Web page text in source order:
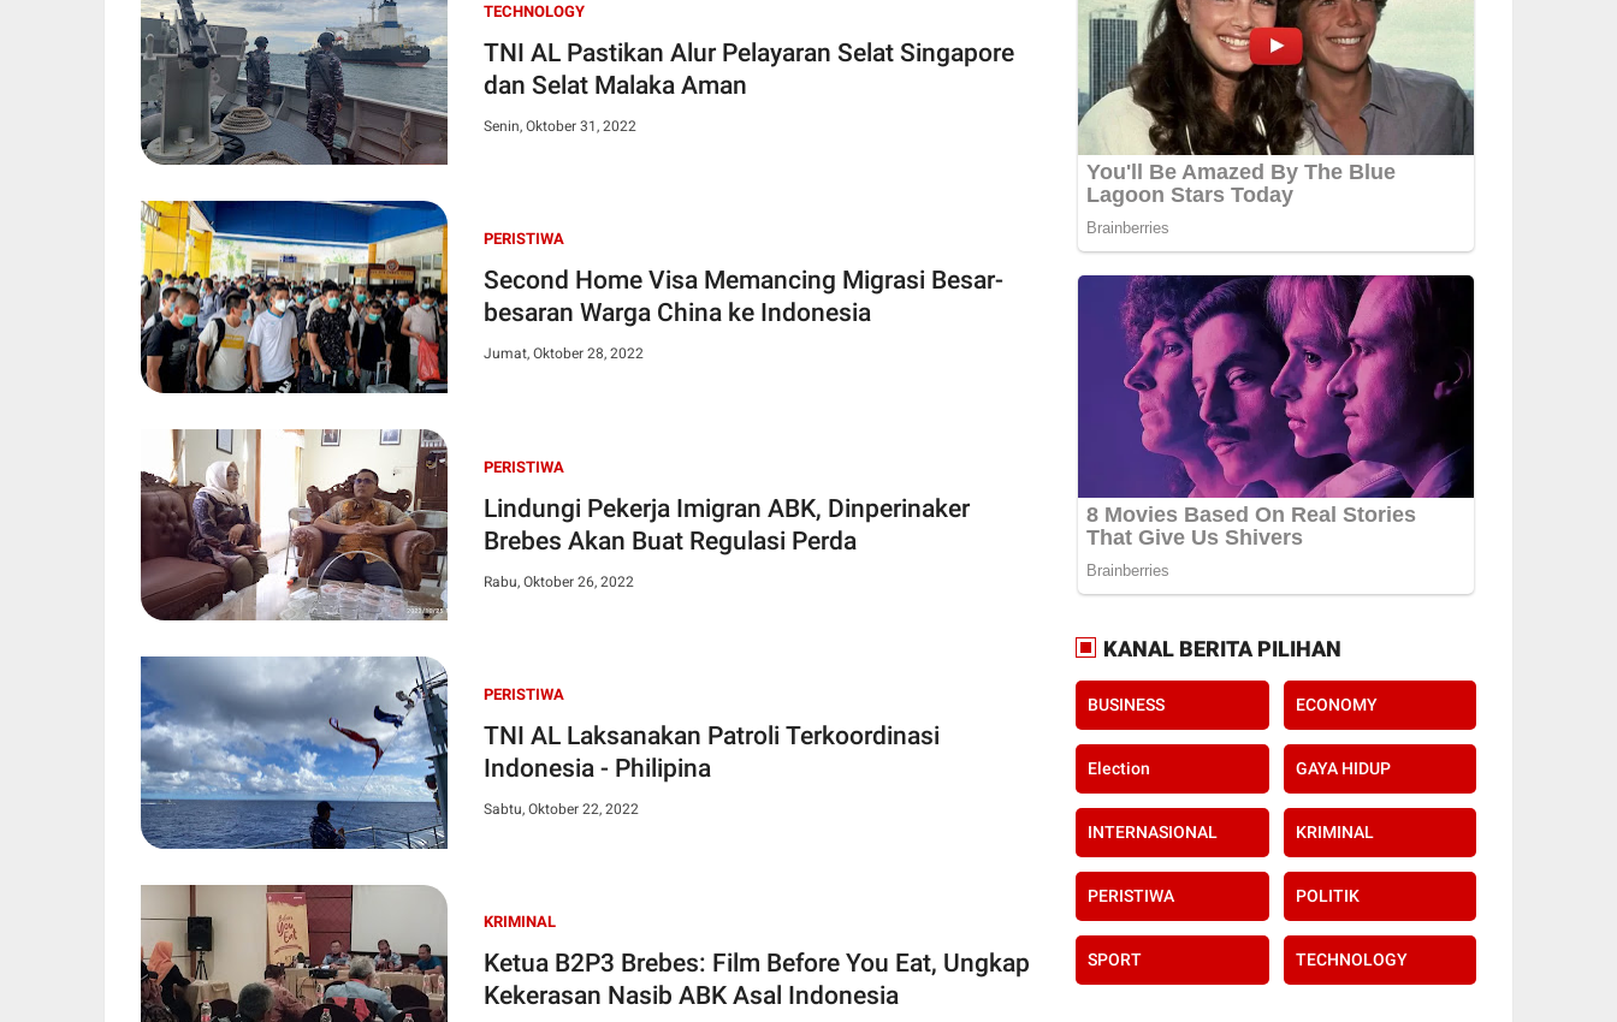
TECHNOLOGY
TNI AL Pastikan Alur Pelayaran Selat Singapore
dan Selat Malaka Aman
Senin, Oktober 31, 2022
PERISTIWA
Second Home Visa Memancing Migrasi Besar-
besaran Warga China ke Indonesia
Jumat, Oktober 28, 2022
PERISTIWA
Lindungi Pekerja Imigran ABK, Dinperinaker
Brebes Akan Buat Regulasi Perda
Rabu, Oktober 26, 2022
PERISTIWA
TNI AL Laksanakan Patroli Terkoordinasi
Indonesia - Philipina
Sabtu, Oktober 22, 2022
KRIMINAL
Ketua B2P3 Brebes: Film Before You Eat, Ungkap
Kekerasan Nasib ABK Asal Indonesia
KANAL BERITA PILIHAN
BUSINESS ECONOMY
Election GAYA HIDUP
INTERNASIONAL KRIMINAL
PERISTIWA POLITIK
SPORT TECHNOLOGY